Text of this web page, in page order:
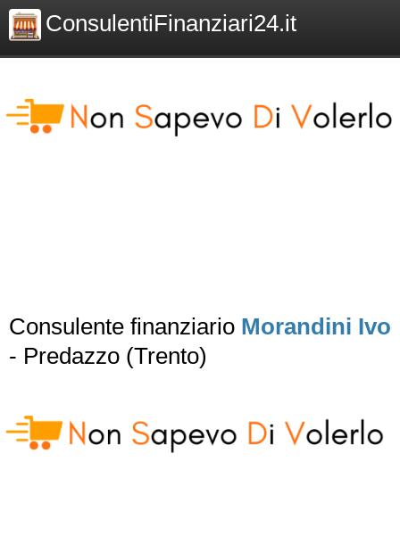
ConsulentiFinanziari24.it
Consulente finanziario Morandini Ivo
- Predazzo (Trento)